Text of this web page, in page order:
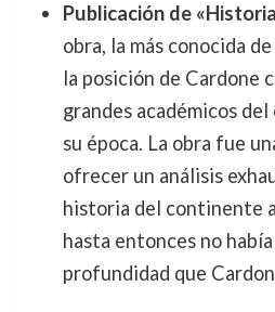
Publicación de
obra, la más conocida
la posición de Cardone
grandes académicos
su época. La obra fue
ofrecer un análisis
historia del continente
hasta entonces no
profundidad que